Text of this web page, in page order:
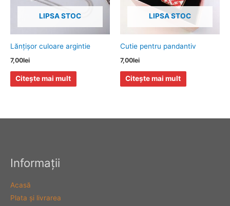
LIPSA STOC
Lănţişor culoare argintie
7,00lei
Citește mai mult
LIPSA STOC
Cutie pentru pandantiv
7,00lei
Citește mai mult
Informaţii
Acasă
Plata şi livrarea